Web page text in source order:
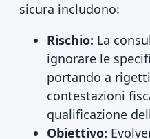
sicura includono:
Rischio: La
ignorare le
portando a rigetti
contestazioni
qualificazione
Obiettivo: